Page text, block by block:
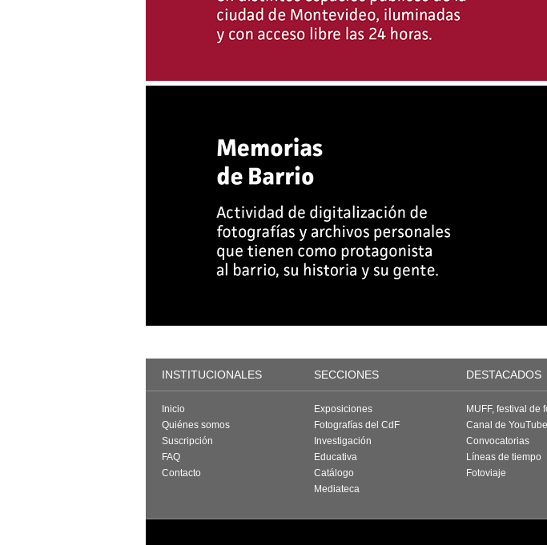
INSTITUCIONALES SECCIONES DESTACADOS
Inicio
Quiénes somos
Suscripción
FAQ
Contacto
Exposiciones
Fotografías del CdF
Investigación
Educativa
Catálogo
Mediateca
MUFF, festival de
Canal de YouTube
Convocatorias
Líneas de tiempo
Fotoviaje